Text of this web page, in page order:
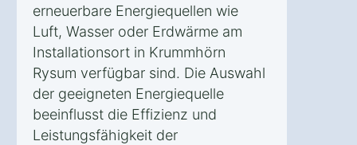
erneuerbare Energiequellen wie
Luft, Wasser oder Erdwärme am
Installationsort in Krummhörn
Rysum verfügbar sind. Die Auswahl
der geeigneten Energiequelle
beeinflusst die Effizienz und
Leistungsfähigkeit der